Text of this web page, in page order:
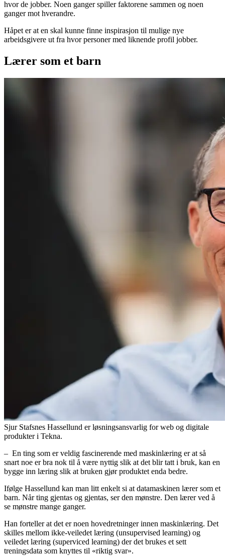
hvor de jobber. Noen ganger spiller faktorene sammen og noen
ganger mot hverandre.
Håpet er at en skal kunne finne inspirasjon til mulige nye
arbeidsgivere ut fra hvor personer med liknende profil jobber.
Lærer som et barn
Sjur Stafsnes Hassellund er løsningsansvarlig for web og digitale
produkter i Tekna.
– En ting som er veldig fascinerende med maskinlæring er at så
snart noe er bra nok til å være nyttig slik at det blir tatt i bruk, kan en
bygge inn læring slik at bruken gjør produktet enda bedre.
Ifølge Hassellund kan man litt enkelt si at datamaskinen lærer som et
barn. Når ting gjentas og gjentas, ser den mønstre. Den lærer ved å
se mønstre mange ganger.
Han forteller at det er noen hovedretninger innen maskinlæring. Det
skilles mellom ikke-veiledet læring (unsupervised learning) og
veiledet læring (superviced learning) der det brukes et sett
treningsdata som knyttes til «riktig svar».